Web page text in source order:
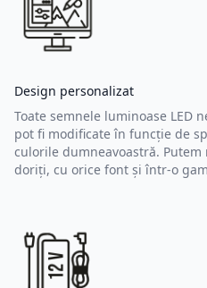
Design personalizat
Toate semnele luminoase LED
pot fi modificate în funcție de
culorile dumneavoastră. Putem
doriți, cu orice font și într-o